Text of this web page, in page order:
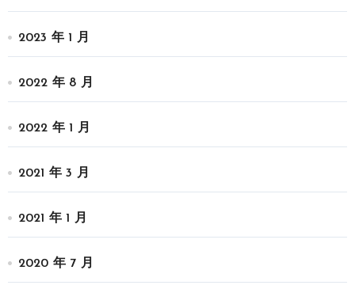
2023 年 1 月
2022 年 8 月
2022 年 1 月
2021 年 3 月
2021 年 1 月
2020 年 7 月